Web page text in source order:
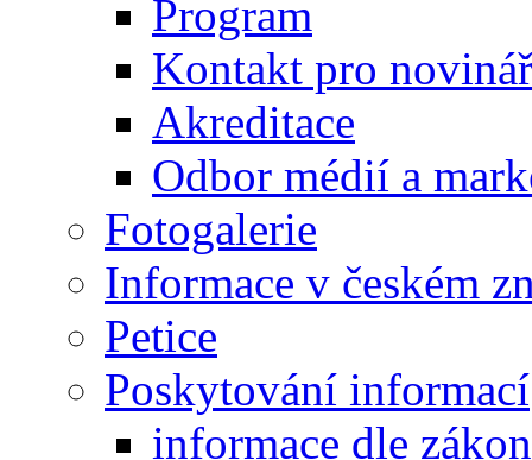
Program
Kontakt pro
Akreditace
Odbor médií a
Fotogalerie
Informace v českém
Petice
Poskytování informací
informace dle